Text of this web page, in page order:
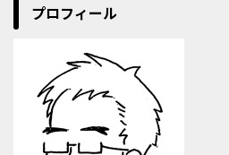
プロフィール